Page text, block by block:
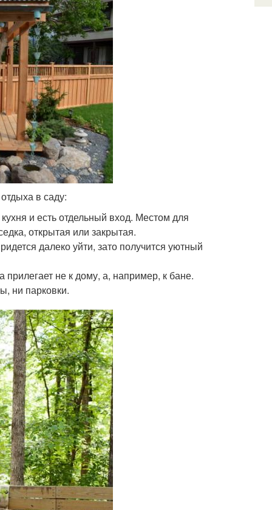
в саду:
и есть отдельный вход. Местом для
открытая или закрытая.
далеко уйти, зато получится уютный
не к дому, а, например, к бане.
ни парковки.